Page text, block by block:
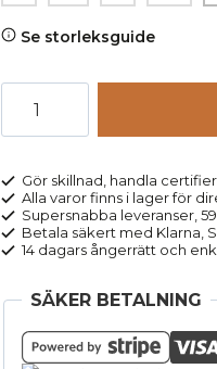
Se storleksguide
gråmelerad
mängd
Gör skillnad, handla
Alla varor finns i lager för
Supersnabba leveranser,
Betala säkert med Klarna,
14 dagars ångerrätt och
SÄKER BETALNING